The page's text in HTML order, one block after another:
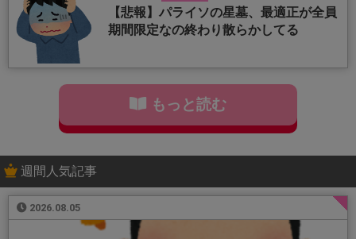
【悲報】パライソの星墓、最適正が全員
期間限定なの終わり散らかしてる
もっと読む
週間人気記事
2026.08.05